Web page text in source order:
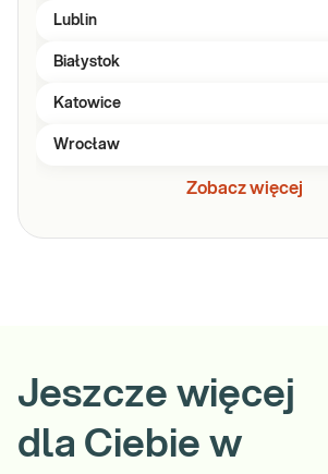
Lublin
Białystok
Katowice
Wrocław
Zobacz więcej
Jeszcze więcej
dla Ciebie w